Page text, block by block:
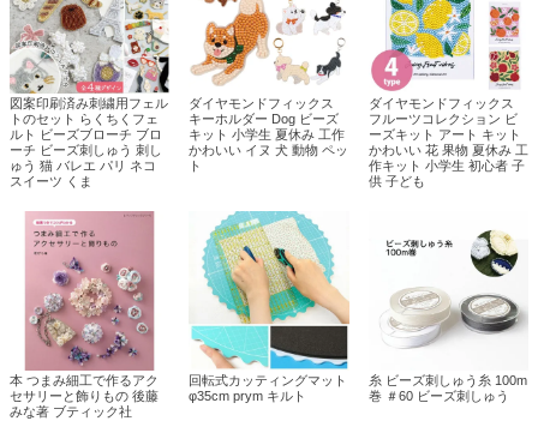
図案印刷済み刺繍用フェル
トのセット らくちくフェ
ルト ビーズブローチ ブロ
ーチ ビーズ刺しゅう 刺し
ゅう 猫 バレエ パリ ネコ
スイーツ くま
ダイヤモンドフィックス
キーホルダー Dog ビーズ
キット 小学生 夏休み 工作
かわいい イヌ 犬 動物 ペッ
ト
ダイヤモンドフィックス
フルーツコレクション ビ
ーズキット アート キット
かわいい 花 果物 夏休み 工
作キット 小学生 初心者 子
供 子ども
本 つまみ細工で作るアク
セサリーと飾りもの 後藤
みな著 ブティック社
回転式カッティングマット
φ35cm prym キルト
糸 ビーズ刺しゅう糸 100m
巻 ＃60 ビーズ刺しゅう